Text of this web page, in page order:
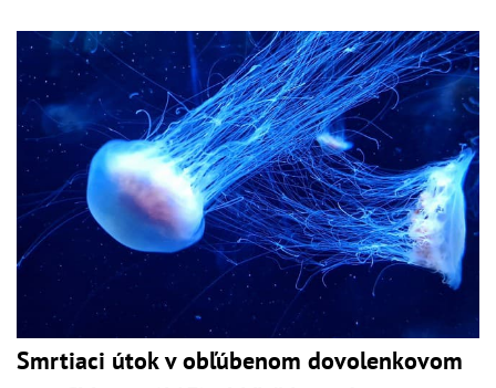
Smrtiaci útok v obľúbenom dovolenkovom